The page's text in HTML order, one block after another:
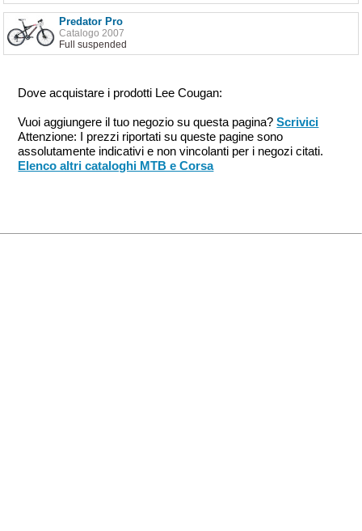
Predator Pro
Catalogo 2007
Full suspended
Dove acquistare i prodotti Lee Cougan:
Vuoi aggiungere il tuo negozio su questa pagina?Scrivici
Attenzione: I prezzi riportati su queste pagine sono
assolutamente indicativi e non vincolanti per i negozi citati.
Elenco altri cataloghi MTB e Corsa